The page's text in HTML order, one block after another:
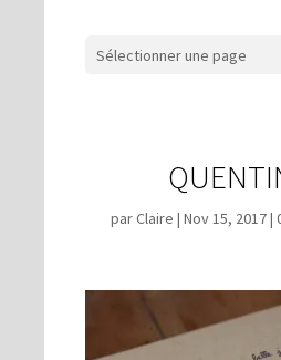
Sélectionner une page
parClaire |Nov 15, 2017|